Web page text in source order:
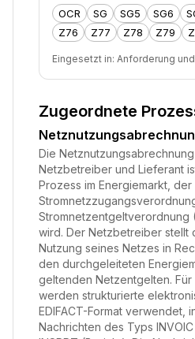
OCR SG SG5 SG6
Z76
Z77 Z78 Z79
Eingesetzt in: Anforderung
Zugeordnete
Die
Netzbetreiber und Lieferant
Prozess im Energiemarkt,
Stromnetzentgeltverordnung
wird. Der Netzbetreiber stellt
Nutzung seines Netzes in
den durchgeleiteten
geltenden Netzentgelten.
werden strukturierte
EDIFACT-Format verwendet,
Nachrichten des Typs